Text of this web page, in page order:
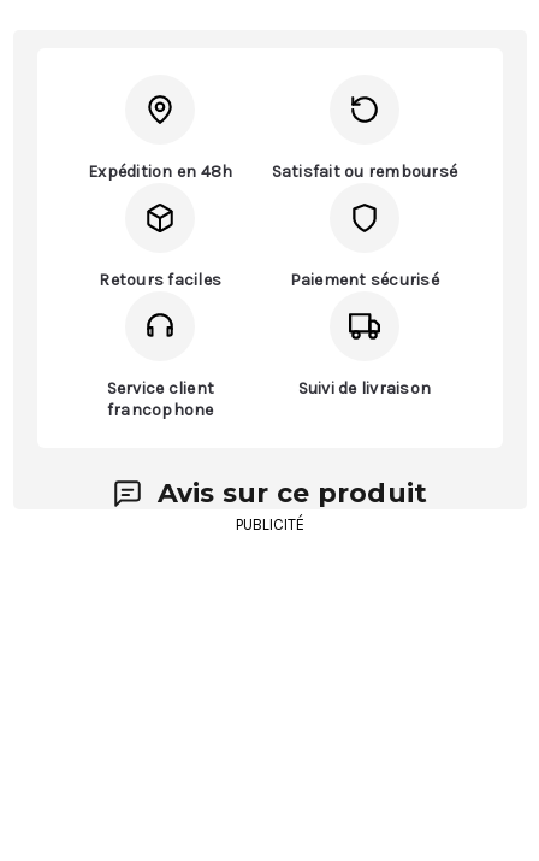
Expédition en 48h Satisfait ou remboursé
Retours faciles Paiement sécurisé
Service client
francophone
Suivi de livraison
Avis sur ce produit
PUBLICITÉ